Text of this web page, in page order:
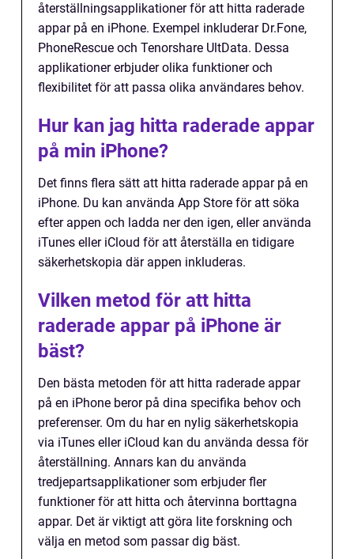
återställningsapplikationer för att hitta raderade
appar på en iPhone. Exempel inkluderar Dr.Fone,
PhoneRescue och Tenorshare UltData. Dessa
applikationer erbjuder olika funktioner och
flexibilitet för att passa olika användares behov.
Hur kan jag hitta raderade appar
på min iPhone?
Det finns flera sätt att hitta raderade appar på en
iPhone. Du kan använda App Store för att söka
efter appen och ladda ner den igen, eller använda
iTunes eller iCloud för att återställa en tidigare
säkerhetskopia där appen inkluderas.
Vilken metod för att hitta
raderade appar på iPhone är
bäst?
Den bästa metoden för att hitta raderade appar
på en iPhone beror på dina specifika behov och
preferenser. Om du har en nylig säkerhetskopia
via iTunes eller iCloud kan du använda dessa för
återställning. Annars kan du använda
tredjepartsapplikationer som erbjuder fler
funktioner för att hitta och återvinna borttagna
appar. Det är viktigt att göra lite forskning och
välja en metod som passar dig bäst.